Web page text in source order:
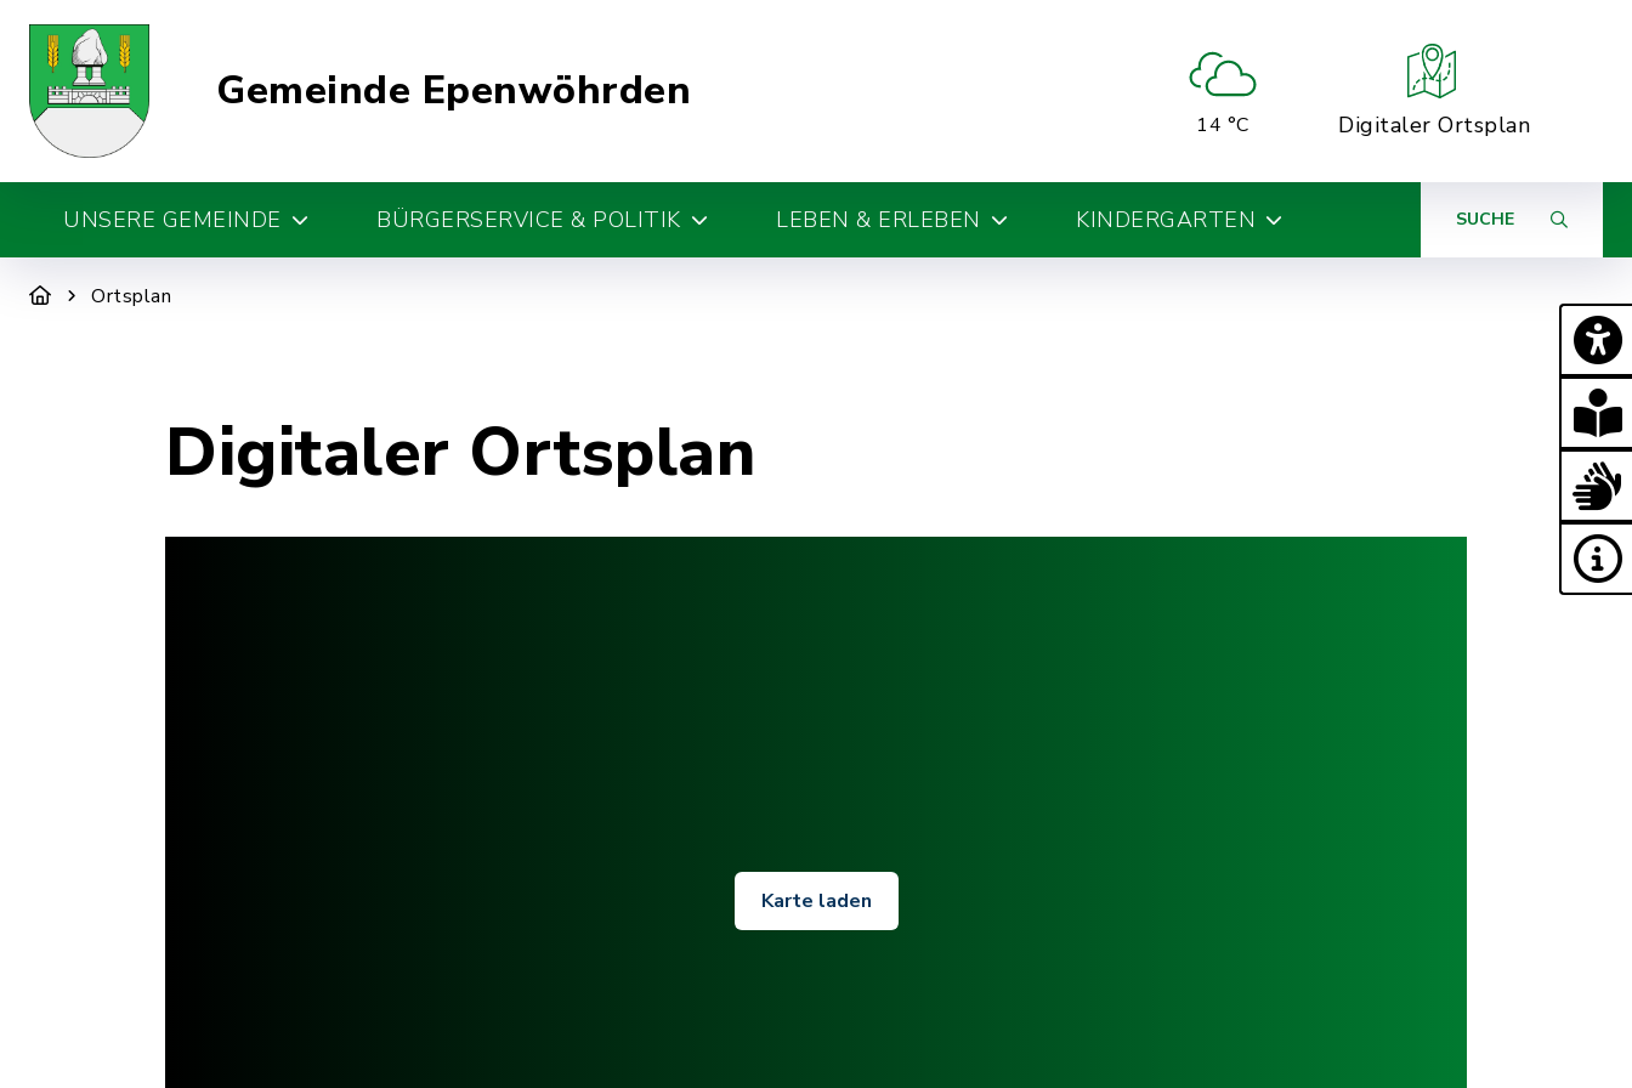
Gemeinde Epenwöhrden
14 °C Digitaler Ortsplan
UNSERE GEMEINDE BÜRGERSERVICE & POLITIK LEBEN & ERLEBEN KINDERGARTEN SUCHE
Ortsplan
Digitaler Ortsplan
Karte laden